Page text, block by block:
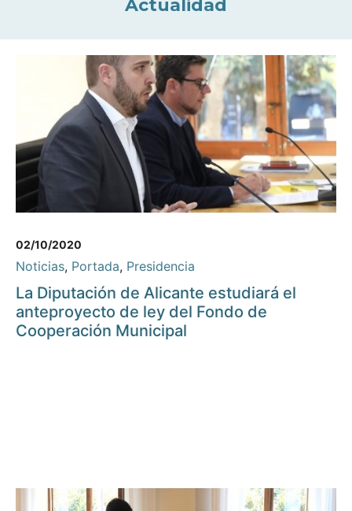
Actualidad
02/10/2020
Noticias, Portada, Presidencia
La Diputación de Alicante estudiará el
anteproyecto de ley del Fondo de
Cooperación Municipal